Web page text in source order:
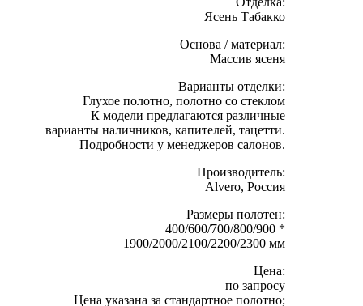
Ясень Табакко
Основа / материал:
Массив ясеня
Варианты отделки:
Глухое полотно, полотно со стеклом
К модели предлагаются различные
варианты наличников, капителей, тацетти.
Подробности у менеджеров салонов.
Производитель:
Alvero, Россия
Размеры полотен:
400/600/700/800/900 *
1900/2000/2100/2200/2300 мм
Цена:
по запросу
Цена указана за стандартное полотно;